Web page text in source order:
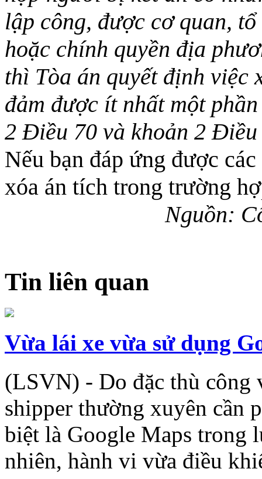
lập công, được cơ quan,
hoặc chính quyền địa
thì Tòa án quyết định việc
đảm được ít nhất một
2 Điều 70 và khoản 2
Nếu bạn đáp ứng được
xóa án tích trong trường
Nguồn:
Tin liên quan
Vừa lái xe vừa sử dụng
(LSVN) - Do đặc thù công
shipper thường xuyên cần
biệt là Google Maps trong
nhiên, hành vi vừa điều